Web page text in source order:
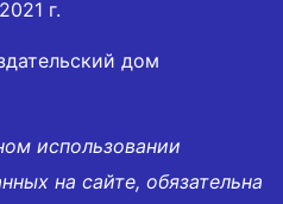
г.
дом
использовании
на сайте, обязательна